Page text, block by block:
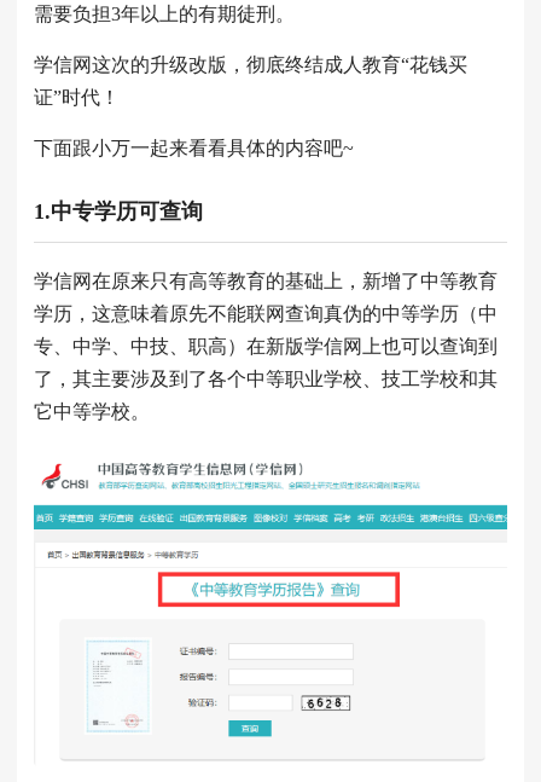
需要负担3年以上的有期徒刑。
学信网这次的升级改版，彻底终结成人教育“花钱买
证”时代！
下面跟小万一起来看看具体的内容吧~
1.中专学历可查询
学信网在原来只有高等教育的基础上，新增了中等教育
学历，这意味着原先不能联网查询真伪的中等学历（中
专、中学、中技、职高）在新版学信网上也可以查询到
了，其主要涉及到了各个中等职业学校、技工学校和其
它中等学校。